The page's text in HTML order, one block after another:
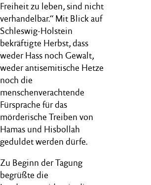
Freiheit zu leben, sind nicht
verhandelbar.“ Mit Blick auf
Schleswig-Holstein
bekräftigte Herbst, dass
weder Hass noch Gewalt,
weder antisemitische Hetze
noch die
menschenverachtende
Fürsprache für das
mörderische Treiben von
Hamas und Hisbollah
geduldet werden dürfe.
Zu Beginn der Tagung
begrüßte die